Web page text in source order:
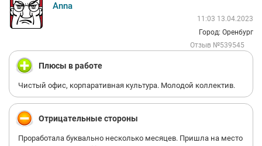
Anna
11:03 13.04.2023
Город: Оренбург
Отзыв №539545
Плюсы в работе
Чистый офис, корпаративная культура. Молодой коллектив.
Отрицательные стороны
Проработала буквально несколько месяцев. Пришла на место